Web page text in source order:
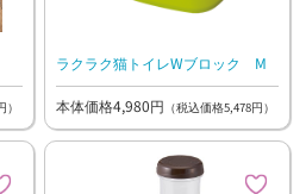
ラクラク猫トイレWブロック M
本体価格4,980円 （税込価格5,478円）